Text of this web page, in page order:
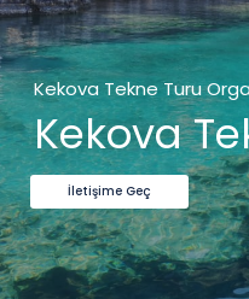
Kekova
Kekova Tekne Turu
İletişime Geç